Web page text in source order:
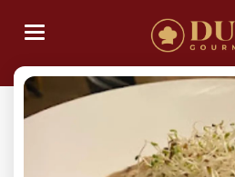
Toggle navigation